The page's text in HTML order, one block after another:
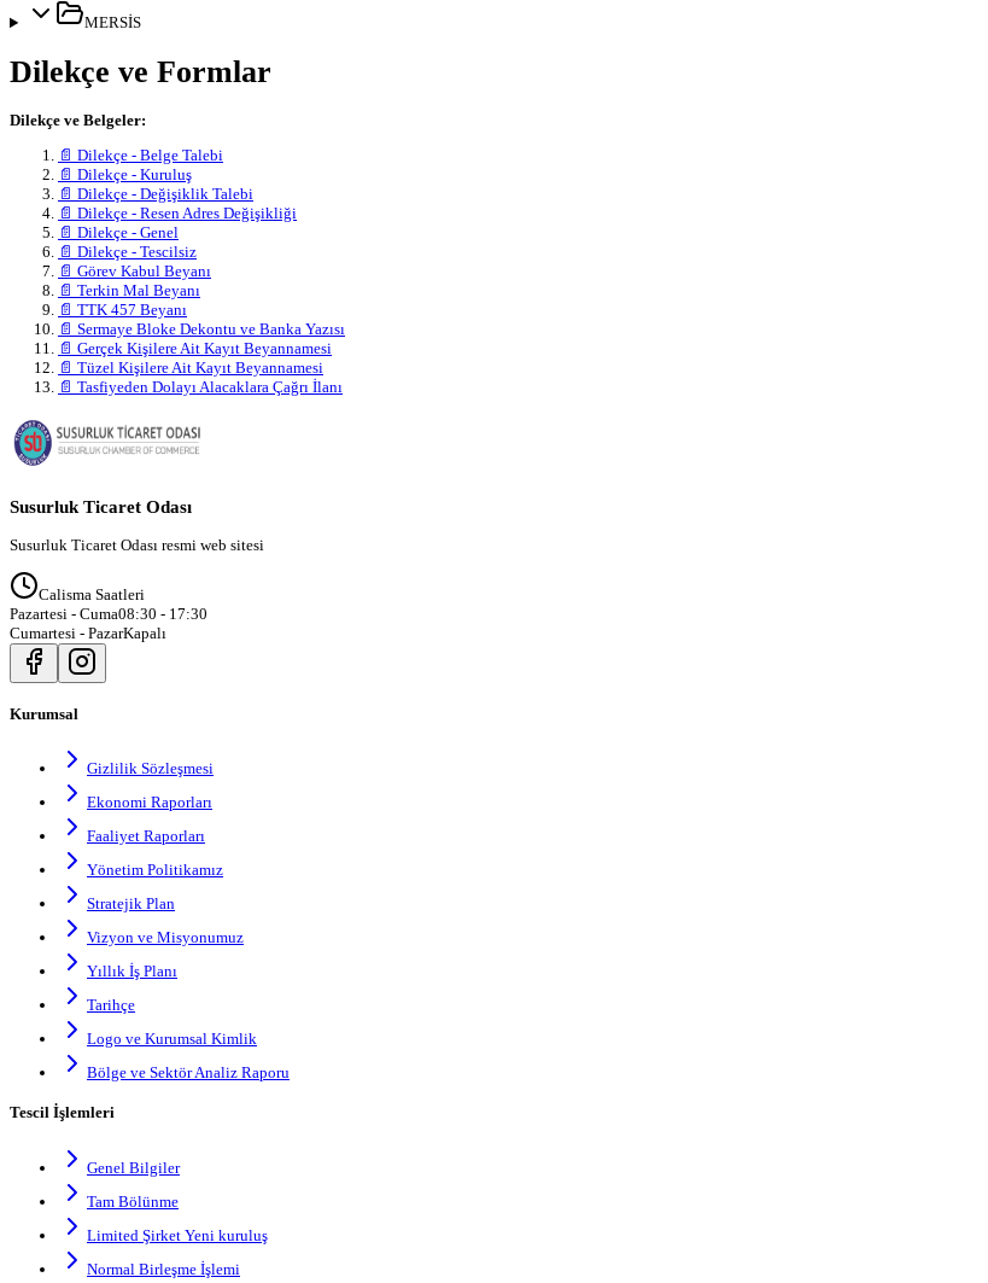
MERSİS
Dilekçe ve Formlar
Dilekçe ve Belgeler:
📄 Dilekçe - Belge Talebi
📄 Dilekçe - Kuruluş
📄 Dilekçe - Değişiklik Talebi
📄 Dilekçe - Resen Adres Değişikliği
📄 Dilekçe - Genel
📄 Dilekçe - Tescilsiz
📄 Görev Kabul Beyanı
📄 Terkin Mal Beyanı
📄 TTK 457 Beyanı
📄 Sermaye Bloke Dekontu ve Banka Yazısı
📄 Gerçek Kişilere Ait Kayıt Beyannamesi
📄 Tüzel Kişilere Ait Kayıt Beyannamesi
📄 Tasfiyeden Dolayı Alacaklara Çağrı İlanı
Susurluk Ticaret Odası
Susurluk Ticaret Odası resmi web sitesi
Calisma Saatleri
Pazartesi - Cuma08:30 - 17:30
Cumartesi - PazarKapalı
Kurumsal
Gizlilik Sözleşmesi
Ekonomi Raporları
Faaliyet Raporları
Yönetim Politikamız
Stratejik Plan
Vizyon ve Misyonumuz
Yıllık İş Planı
Tarihçe
Logo ve Kurumsal Kimlik
Bölge ve Sektör Analiz Raporu
Tescil İşlemleri
Genel Bilgiler
Tam Bölünme
Limited Şirket Yeni kuruluş
Normal Birleşme İşlemi